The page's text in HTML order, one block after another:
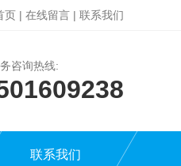
页 | 在线留言 | 联系我们
咨询热线:
联系我们